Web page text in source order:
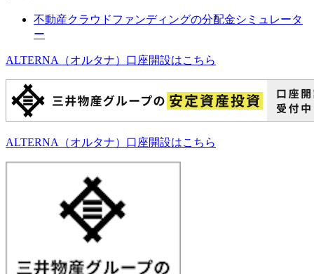
不動産クラウドファンディングの分配金シミュレータ
ー
ALTERNA（オルタナ） 口座開設はこちら
ALTERNA（オルタナ） 口座開設はこちら